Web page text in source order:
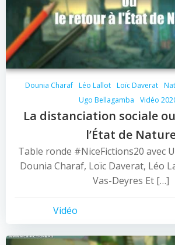
Dounia Charaf Léo Lallot Loïc Daverat
Ugo Bellagamba
Vidéo
La distanciation sociale
l’État de
Table ronde #NiceFictions20 avec
Dounia Charaf, Loïc Daverat, Léo
Vas-Deyres Et […]
Vidéo